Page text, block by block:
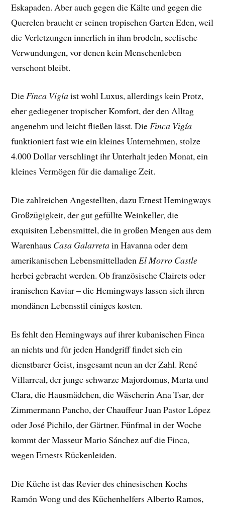
Eskapaden. Aber auch gegen die Kälte und gegen die
Querelen braucht er seinen tropischen Garten Eden, weil
die Verletzungen innerlich in ihm brodeln, seelische
Verwundungen, vor denen kein Menschenleben
verschont bleibt.
DieFinca Vigíaist wohl Luxus, allerdings kein Protz,
eher gediegener tropischer Komfort, der den Alltag
angenehm und leicht fließen lässt. DieFinca Vigía
funktioniert fast wie ein kleines Unternehmen, stolze
4.000 Dollar verschlingt ihr Unterhalt jeden Monat, ein
kleines Vermögen für die damalige Zeit.
Die zahlreichen Angestellten, dazu Ernest Hemingways
Großzügigkeit, der gut gefüllte Weinkeller, die
exquisiten Lebensmittel, die in großen Mengen aus dem
Warenhaus Casa Galarretain Havanna oder dem
amerikanischen LebensmittelladenEl Morro Castle
herbei gebracht werden. Ob französische Clairets oder
iranischen Kaviar – die Hemingways lassen sich ihren
mondänen Lebensstil einiges kosten.
Es fehlt den Hemingways auf ihrer kubanischen Finca
an nichts und für jeden Handgriff findet sich ein
dienstbarer Geist, insgesamt neun an der Zahl. René
Villarreal, der junge schwarze Majordomus, Marta und
Clara, die Hausmädchen, die Wäscherin Ana Tsar, der
Zimmermann Pancho, der Chauffeur Juan Pastor López
oder José Pichilo, der Gärtner. Fünfmal in der Woche
kommt der Masseur Mario Sánchez auf die Finca,
wegen Ernests Rückenleiden.
Die Küche ist das Revier des chinesischen Kochs
Ramón Wong und des Küchenhelfers Alberto Ramos,